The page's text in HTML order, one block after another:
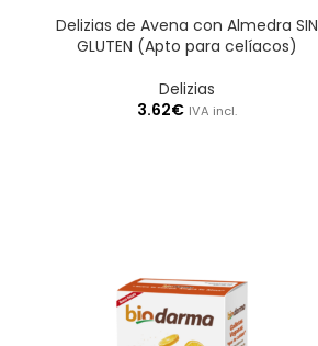
Delizias de Avena con Almedra SIN
GLUTEN (Apto para celíacos)
Delizias
3.62€ IVA incl.